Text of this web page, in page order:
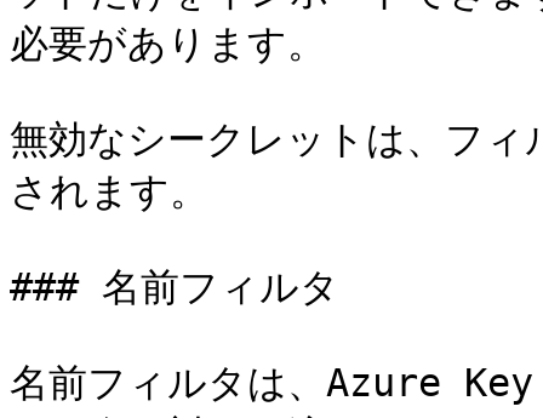
必要があります。
無効なシークレットは、フ
されます。
### 名前フィルタ
名前フィルタは、Azure